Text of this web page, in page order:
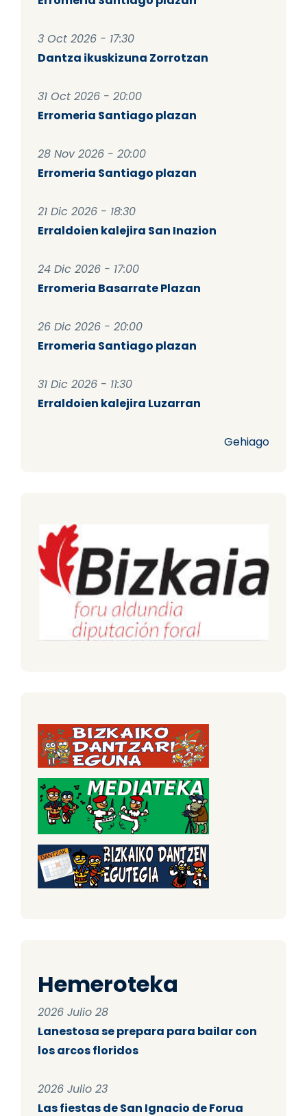
3 Oct 2026 - 17:30
Dantza ikuskizuna Zorrotzan
31 Oct 2026 - 20:00
Erromeria Santiago plazan
28 Nov 2026 - 20:00
Erromeria Santiago plazan
21 Dic 2026 - 18:30
Erraldoien kalejira San Inazion
24 Dic 2026 - 17:00
Erromeria Basarrate Plazan
26 Dic 2026 - 20:00
Erromeria Santiago plazan
31 Dic 2026 - 11:30
Erraldoien kalejira Luzarran
Gehiago
Hemeroteka
2026 Julio 28
Lanestosa se prepara para bailar con
los arcos floridos
2026 Julio 23
Las fiestas de San Ignacio de Forua